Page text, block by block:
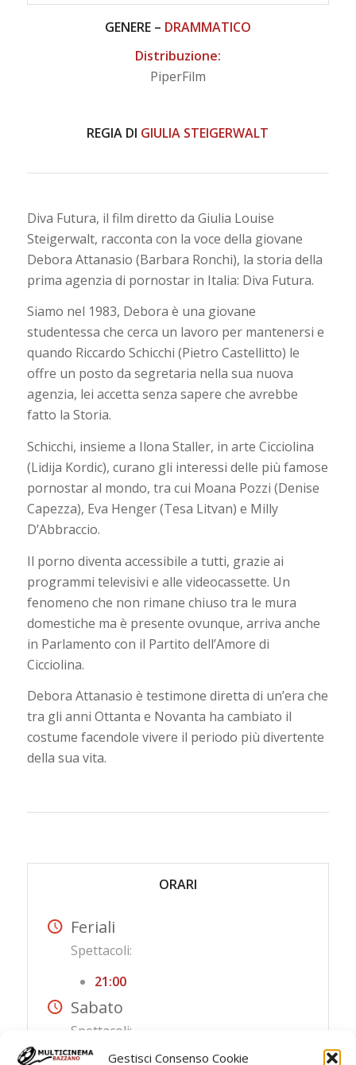
Gestisci Consenso Cookie
GENERE – DRAMMATICO
Distribuzione:
PiperFilm
REGIA DI GIULIA STEIGERWALT
Diva Futura, il film diretto da Giulia Louise
Steigerwalt, racconta con la voce della giovane
Debora Attanasio (Barbara Ronchi), la storia della
prima agenzia di pornostar in Italia: Diva Futura.
Siamo nel 1983, Debora è una giovane
studentessa che cerca un lavoro per mantenersi e
quando Riccardo Schicchi (Pietro Castellitto) le
offre un posto da segretaria nella sua nuova
agenzia, lei accetta senza sapere che avrebbe
fatto la Storia.
Schicchi, insieme a Ilona Staller, in arte Cicciolina
(Lidija Kordic), curano gli interessi delle più famose
pornostar al mondo, tra cui Moana Pozzi (Denise
Capezza), Eva Henger (Tesa Litvan) e Milly
D’Abbraccio.
Il porno diventa accessibile a tutti, grazie ai
programmi televisivi e alle videocassette. Un
fenomeno che non rimane chiuso tra le mura
domestiche ma è presente ovunque, arriva anche
in Parlamento con il Partito dell’Amore di
Cicciolina.
Debora Attanasio è testimone diretta di un’era che
tra gli anni Ottanta e Novanta ha cambiato il
costume facendole vivere il periodo più divertente
della sua vita.
ORARI
Feriali
Spettacoli:
21:00
Sabato
Spettacoli: